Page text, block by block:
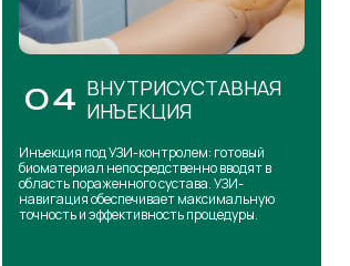
04 ВНУТРИСУСТАВНАЯ
ИНЪЕКЦИЯ
Инъекция под УЗИ-контролем: готовый
биоматериал непосредственно вводят в
область пораженного сустава. УЗИ-
навигация обеспечивает максимальную
точность и эффективность процедуры.